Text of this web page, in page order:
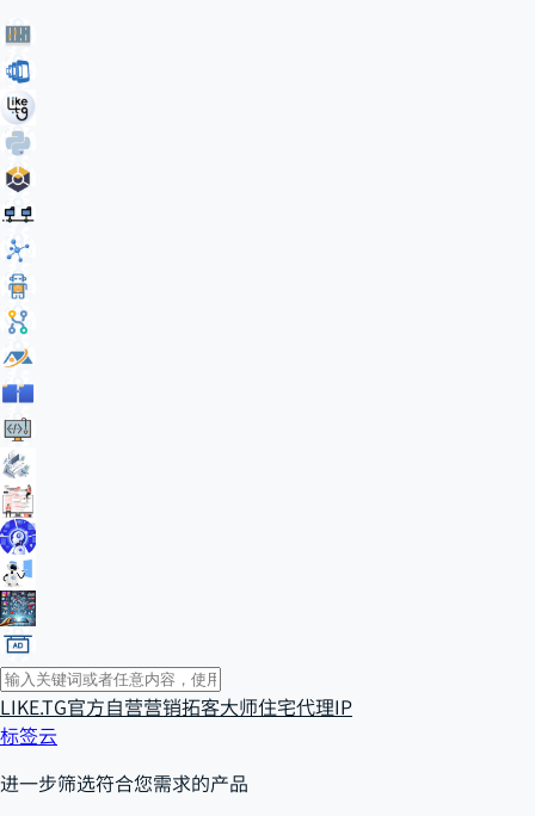
LIKE.TG官方自营营销拓客大师住宅代理IP
标签云
进一步筛选符合您需求的产品